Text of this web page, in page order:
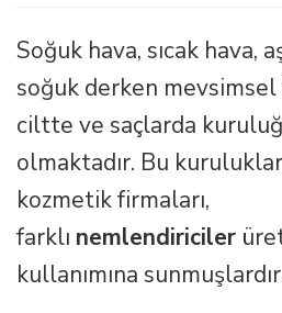
Soğuk hava, sıcak hava,
soğuk derken
ciltte ve saçlarda
olmaktadır. Bu
kozmetik firmaları,
farklı nemlendiriciler
kullanımına